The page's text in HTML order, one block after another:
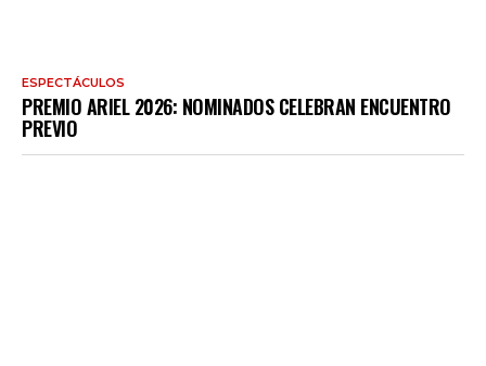
ESPECTÁCULOS
PREMIO ARIEL 2026: NOMINADOS CELEBRAN ENCUENTRO
PREVIO